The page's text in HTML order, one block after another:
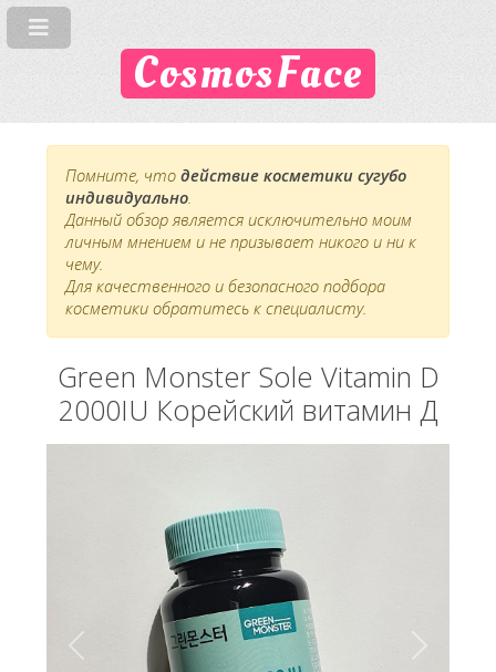
CosmosFace
Помните, что действие косметики сугубо
индивидуально.
Данный обзор является исключительно моим
личным мнением и не призывает никого и ни к
чему.
Для качественного и безопасного подбора
косметики обратитесь к специалисту.
Green Monster Sole Vitamin D
2000IU Корейский витамин Д
Вперёд Назад